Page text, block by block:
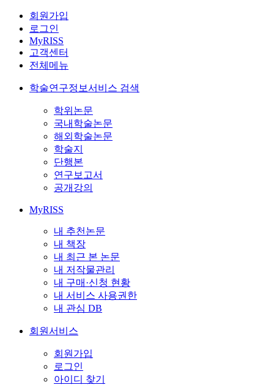
회원가입
로그인
MyRISS
고객센터
전체메뉴
학술연구정보서비스 검색
학위논문
국내학술논문
해외학술논문
학술지
단행본
연구보고서
공개강의
MyRISS
내 추천논문
내 책장
내 최근 본 논문
내 저작물관리
내 구매·신청 현황
내 서비스 사용권한
내 관심 DB
회원서비스
회원가입
로그인
아이디 찾기